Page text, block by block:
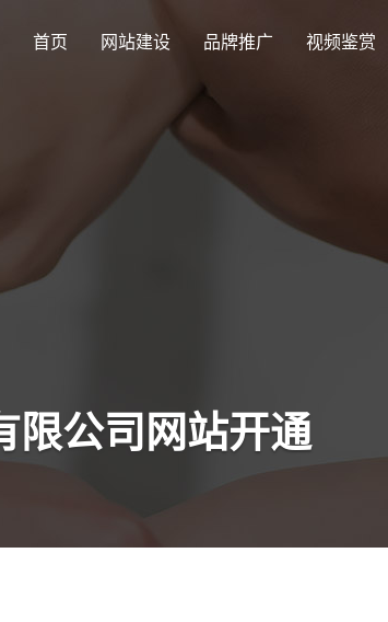
首页 网站建设 品牌推广 视频鉴赏
限公司网站开通